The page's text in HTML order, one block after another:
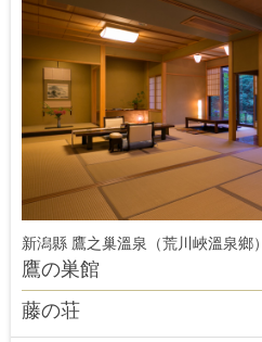
新潟縣 鷹之巢溫泉（荒川峽溫泉鄉）
鷹の巣館
藤の荘